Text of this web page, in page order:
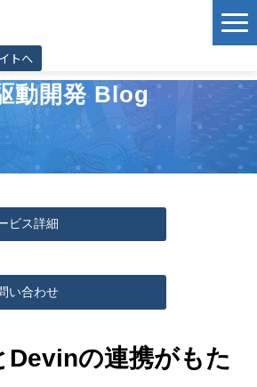
トへ
サービス
ソリューション
導入事例
エンジニア紹介
イベント情報
動開発 Blog
ビス詳細
い合わせ
の連携がもた